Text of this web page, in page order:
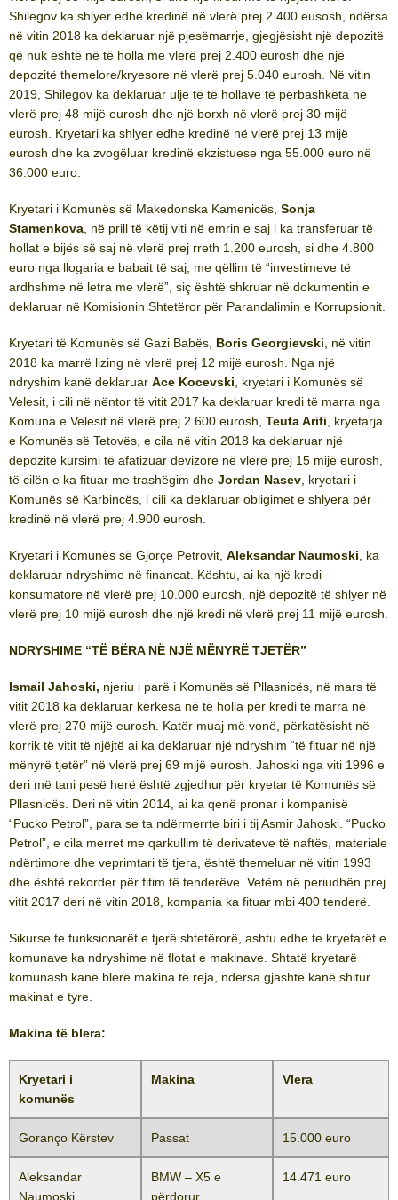
Shilegov ka shlyer edhe kredinë në vlerë prej 2.400 eusosh, ndërsa
në vitin 2018 ka deklaruar një pjesëmarrje, gjegjësisht një depozitë
që nuk është në të holla me vlerë prej 2.400 eurosh dhe një
depozitë themelore/kryesore në vlerë prej 5.040 eurosh. Në vitin
2019, Shilegov ka deklaruar ulje të të hollave të përbashkëta në
vlerë prej 48 mijë eurosh dhe një borxh në vlerë prej 30 mijë
eurosh. Kryetari ka shlyer edhe kredinë në vlerë prej 13 mijë
eurosh dhe ka zvogëluar kredinë ekzistuese nga 55.000 euro në
36.000 euro.
Kryetari i Komunës së Makedonska Kamenicës, Sonja
Stamenkova, në prill të këtij viti në emrin e saj i ka transferuar të
hollat e bijës së saj në vlerë prej rreth 1.200 eurosh, si dhe 4.800
euro nga llogaria e babait të saj, me qëllim të “investimeve të
ardhshme në letra me vlerë”, siç është shkruar në dokumentin e
deklaruar në Komisionin Shtetëror për Parandalimin e Korrupsionit.
Kryetari të Komunës së Gazi Babës, Boris Georgievski, në vitin
2018 ka marrë lizing në vlerë prej 12 mijë eurosh. Nga një
ndryshim kanë deklaruar Ace Kocevski, kryetari i Komunës së
Velesit, i cili në nëntor të vitit 2017 ka deklaruar kredi të marra nga
Komuna e Velesit në vlerë prej 2.600 eurosh, Teuta Arifi, kryetarja
e Komunës së Tetovës, e cila në vitin 2018 ka deklaruar një
depozitë kursimi të afatizuar devizore në vlerë prej 15 mijë eurosh,
të cilën e ka fituar me trashëgim dhe Jordan Nasev, kryetari i
Komunës së Karbincës, i cili ka deklaruar obligimet e shlyera për
kredinë në vlerë prej 4.900 eurosh.
Kryetari i Komunës së Gjorçe Petrovit, Aleksandar Naumoski, ka
deklaruar ndryshime në financat. Kështu, ai ka një kredi
konsumatore në vlerë prej 10.000 eurosh, një depozitë të shlyer në
vlerë prej 10 mijë eurosh dhe një kredi në vlerë prej 11 mijë eurosh.
NDRYSHIME “TË BËRA NË NJË MËNYRË TJETËR”
Ismail Jahoski, njeriu i parë i Komunës së Pllasnicës, në mars të
vitit 2018 ka deklaruar kërkesa në të holla për kredi të marra në
vlerë prej 270 mijë eurosh. Katër muaj më vonë, përkatësisht në
korrik të vitit të njëjtë ai ka deklaruar një ndryshim “të fituar në një
mënyrë tjetër” në vlerë prej 69 mijë eurosh. Jahoski nga viti 1996 e
deri më tani pesë herë është zgjedhur për kryetar të Komunës së
Pllasnicës. Deri në vitin 2014, ai ka qenë pronar i kompanisë
“Pucko Petrol”, para se ta ndërmerrte biri i tij Asmir Jahoski. “Pucko
Petrol”, e cila merret me qarkullim të derivateve të naftës, materiale
ndërtimore dhe veprimtari të tjera, është themeluar në vitin 1993
dhe është rekorder për fitim të tenderëve. Vetëm në periudhën prej
vitit 2017 deri në vitin 2018, kompania ka fituar mbi 400 tenderë.
Sikurse te funksionarët e tjerë shtetërorë, ashtu edhe te kryetarët e
komunave ka ndryshime në flotat e makinave. Shtatë kryetarë
komunash kanë blerë makina të reja, ndërsa gjashtë kanë shitur
makinat e tyre.
Makina të blera:
Kryetari i
komunës
Makina Vlera
Goranço Kërstev Passat 15.000 euro
Aleksandar
Naumoski
BMW – X5 e
përdorur
14.471 euro